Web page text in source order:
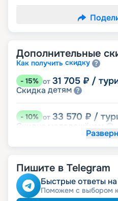
Дополнительные
Как получить скидку
- 15% от 31 705 ₽ /
Скидка детям
-10% от 33 570 ₽ /
Скидка
молодожёнам
Скидка многодетным
Скидка сотрудникам
Пишите в Telegram
Быстрые ответы
Поможем с выбором